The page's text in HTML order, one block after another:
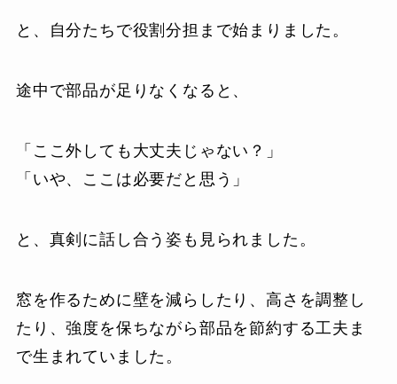
と、自分たちで役割分担まで始まりました。
途中で部品が足りなくなると、
「ここ外しても大丈夫じゃない？」
「いや、ここは必要だと思う」
と、真剣に話し合う姿も見られました。
窓を作るために壁を減らしたり、高さを調整し
たり、強度を保ちながら部品を節約する工夫ま
で生まれていました。